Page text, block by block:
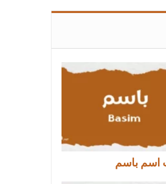
اسم باسم